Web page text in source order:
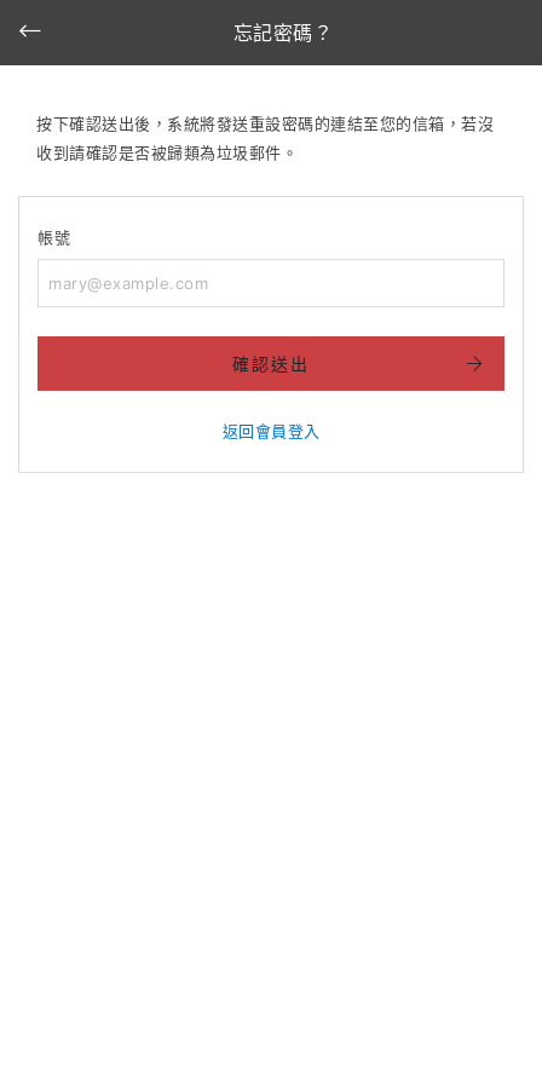
忘記密碼？
按下確認送出後，系統將發送重設密碼的連結至您的信箱，若沒
收到請確認是否被歸類為垃圾郵件。
帳號
確認送出
返回會員登入